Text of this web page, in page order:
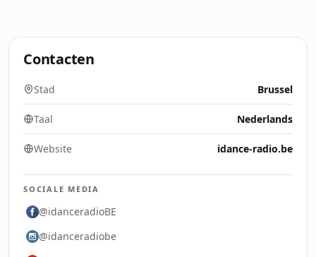
Contacten
Stad Brussel
Taal Nederlands
Website idance-radio.be
SOCIALE MEDIA
@idanceradioBE
@idanceradiobe